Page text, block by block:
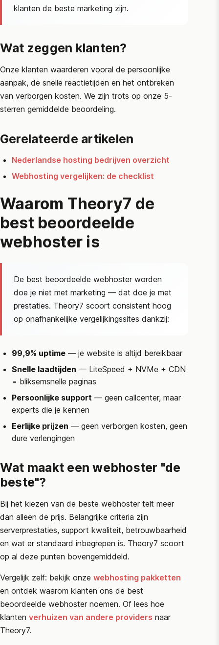
klanten de beste marketing zijn.
Wat zeggen klanten?
Onze klanten waarderen vooral de persoonlijke
aanpak, de snelle reactietijden en het ontbreken
van verborgen kosten. We zijn trots op onze 5-
sterren gemiddelde beoordeling.
Gerelateerde artikelen
Nederlandse hosting bedrijven overzicht
Webhosting vergelijken: de checklist
Waarom Theory7 de
best beoordeelde
webhoster is
De best beoordeelde webhoster worden
doe je niet met marketing — dat doe je met
prestaties. Theory7 scoort consistent hoog
op onafhankelijke vergelijkingssites dankzij:
99,9% uptime — je website is altijd bereikbaar
Snelle laadtijden — LiteSpeed + NVMe + CDN
= bliksemsnelle paginas
Persoonlijke support — geen callcenter, maar
experts die je kennen
Eerlijke prijzen — geen verborgen kosten, geen
dure verlengingen
Wat maakt een webhoster "de
beste"?
Bij het kiezen van de beste webhoster telt meer
dan alleen de prijs. Belangrijke criteria zijn
serverprestaties, support kwaliteit, betrouwbaarheid
en wat er standaard inbegrepen is. Theory7 scoort
op al deze punten bovengemiddeld.
Vergelijk zelf: bekijk onze webhosting pakketten
en ontdek waarom klanten ons de best
beoordeelde webhoster noemen. Of lees hoe
klanten verhuizen van andere providers naar
Theory7.